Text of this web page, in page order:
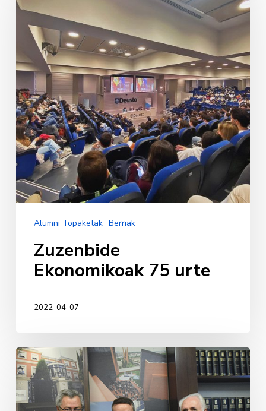
75
urte
Alumni Topaketak Berriak
Zuzenbide
Ekonomikoak 75 urte
2022-04-07
NOW
Madrid
–
Iván